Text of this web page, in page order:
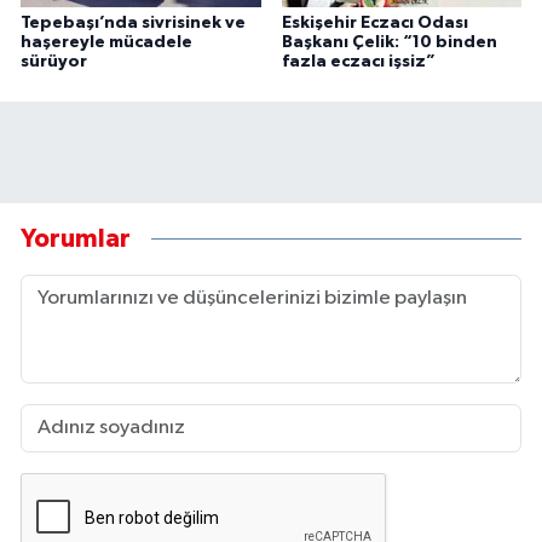
Tepebaşı’nda sivrisinek ve
haşereyle mücadele
sürüyor
Eskişehir Eczacı Odası
Başkanı Çelik: “10 binden
fazla eczacı işsiz”
Yorumlar